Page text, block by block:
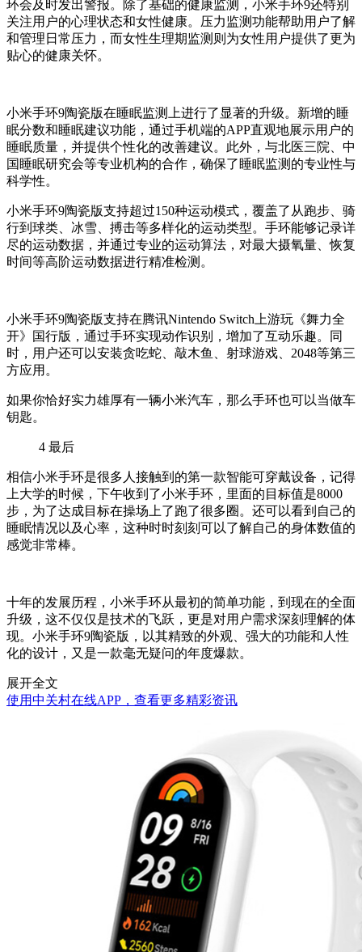
环会及时发出警报。除了基础的健康监测，小米手环9还特别
关注用户的心理状态和女性健康。压力监测功能帮助用户了解
和管理日常压力，而女性生理期监测则为女性用户提供了更为
贴心的健康关怀。
小米手环9陶瓷版在睡眠监测上进行了显著的升级。新增的睡
眠分数和睡眠建议功能，通过手机端的APP直观地展示用户的
睡眠质量，并提供个性化的改善建议。此外，与北医三院、中
国睡眠研究会等专业机构的合作，确保了睡眠监测的专业性与
科学性。
小米手环9陶瓷版支持超过150种运动模式，覆盖了从跑步、骑
行到球类、冰雪、搏击等多样化的运动类型。手环能够记录详
尽的运动数据，并通过专业的运动算法，对最大摄氧量、恢复
时间等高阶运动数据进行精准检测。
小米手环9陶瓷版支持在腾讯Nintendo Switch上游玩《舞力全
开》国行版，通过手环实现动作识别，增加了互动乐趣。同
时，用户还可以安装贪吃蛇、敲木鱼、射球游戏、2048等第三
方应用。
如果你恰好实力雄厚有一辆小米汽车，那么手环也可以当做车
钥匙。
4 最后
相信小米手环是很多人接触到的第一款智能可穿戴设备，记得
上大学的时候，下午收到了小米手环，里面的目标值是8000
步，为了达成目标在操场上了跑了很多圈。还可以看到自己的
睡眠情况以及心率，这种时时刻刻可以了解自己的身体数值的
感觉非常棒。
十年的发展历程，小米手环从最初的简单功能，到现在的全面
升级，这不仅仅是技术的飞跃，更是对用户需求深刻理解的体
现。小米手环9陶瓷版，以其精致的外观、强大的功能和人性
化的设计，又是一款毫无疑问的年度爆款。
展开全文
使用中关村在线APP，查看更多精彩资讯